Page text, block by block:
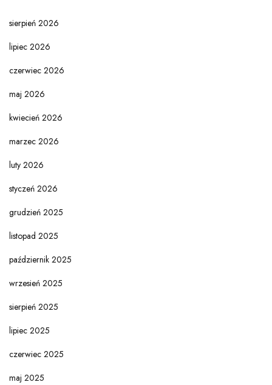
sierpień 2026
lipiec 2026
czerwiec 2026
maj 2026
kwiecień 2026
marzec 2026
luty 2026
styczeń 2026
grudzień 2025
listopad 2025
październik 2025
wrzesień 2025
sierpień 2025
lipiec 2025
czerwiec 2025
maj 2025